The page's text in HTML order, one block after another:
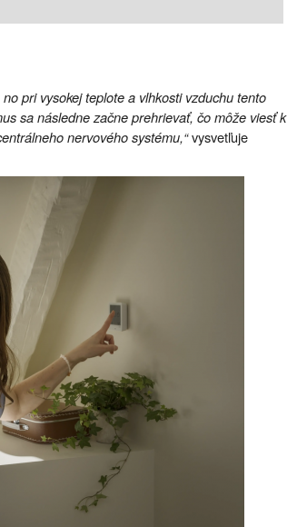
pri vysokej teplote a vlhkosti vzduchu tento
sa následne začne prehrievať, čo môže viesť k
nervového systému,“vysvetľuje